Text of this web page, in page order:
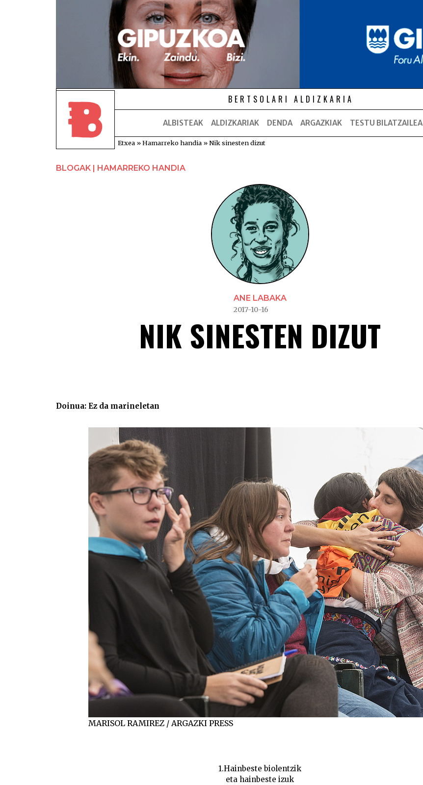
BERTSOLARI ALDIZKARIA
ALBISTEAK ALDIZKARIAK DENDA ARGAZKIAK TESTU BILATZAILEA
Etxea »Hamarreko handia »Nik sinesten dizut
BLOGAK | HAMARREKO HANDIA
ANE LABAKA
2017-10-16
NIK SINESTEN DIZUT
Doinua: Ez da marineletan
MARISOL RAMIREZ / ARGAZKI PRESS
1.Hainbeste biolentzik
eta hainbeste izuk